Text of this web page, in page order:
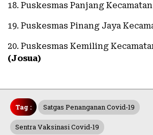
18. Puskesmas Panjang
19. Puskesmas Pinang Jaya
20. Puskesmas Kemiling
(Josua)
Tag : Satgas Penanganan Covid-19
Sentra Vaksinasi Covid-19